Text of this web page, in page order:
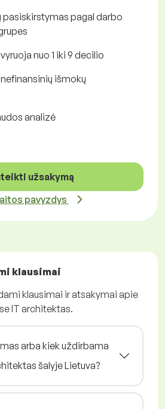
pasiskirstymas pagal darbo
nuo 1 iki 9 decilio
išmokų
analizė
užsakymą
pavyzdys
klausimai
klausimai ir atsakymai apie
IT architektas.
arba kiek uždirbama
šalyje Lietuva?